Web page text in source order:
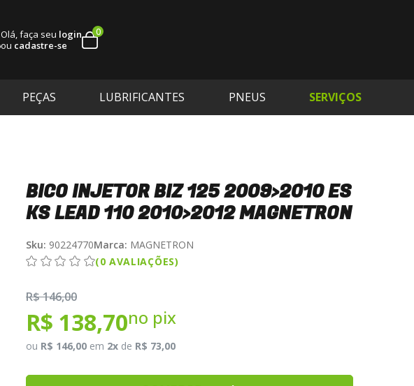
Olá, faça seu login
ou cadastre-se
0
PEÇAS LUBRIFICANTES PNEUS SERVIÇOS
BICO INJETOR BIZ 125 2009>2010 ES
KS LEAD 110 2010>2012 MAGNETRON
Sku: 90224770Marca: MAGNETRON
(0 AVALIAÇÕES)
R$ 146,00
R$ 138,70no pix
ou R$ 146,00 em 2x de R$ 73,00